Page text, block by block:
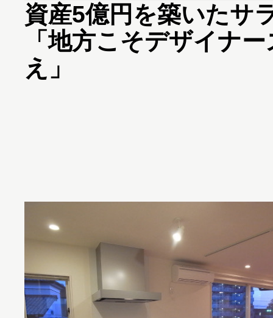
資産5億円を築いたサ
「地方こそデザイナ
え」